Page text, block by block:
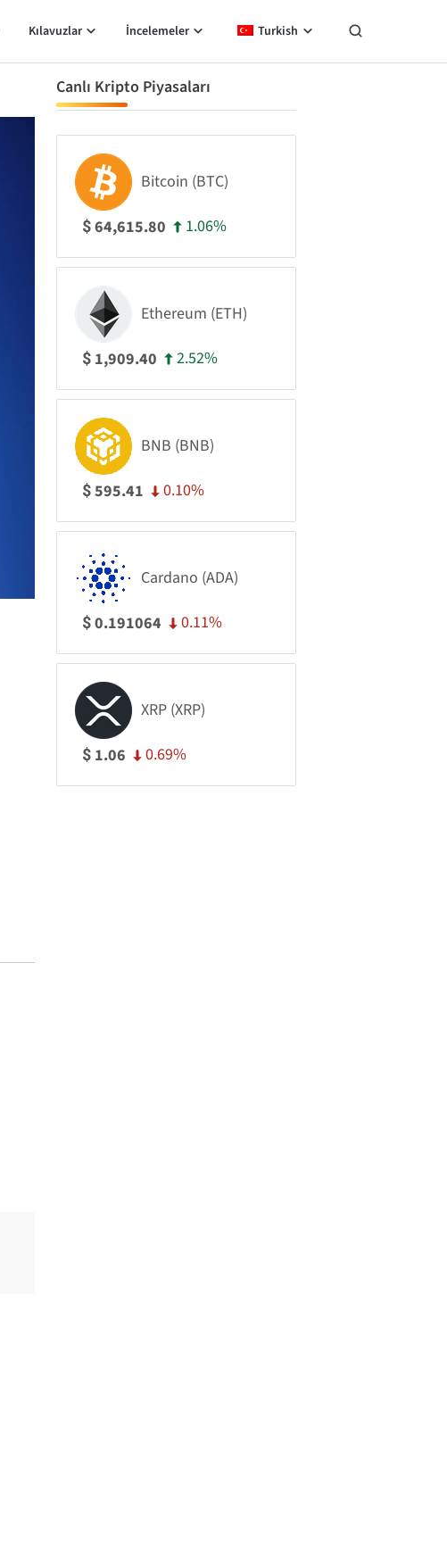
Kılavuzlar İncelemeler Turkish
Canlı Kripto Piyasaları
Bitcoin (BTC)
$64,615.80 1.06%
Ethereum (ETH)
$ 1,909.40 2.52%
BNB (BNB)
$595.41 0.10%
Cardano (ADA)
$0.191064 0.11%
XRP (XRP)
$ 1.06 0.69%